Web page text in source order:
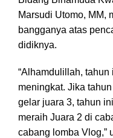
Marsudi Utomo, MM,
bangganya atas
didiknya.
“Alhamdulillah,
meningkat. Jika
gelar juara 3, tahun
meraih Juara 2 di
cabang lomba Vlog,”